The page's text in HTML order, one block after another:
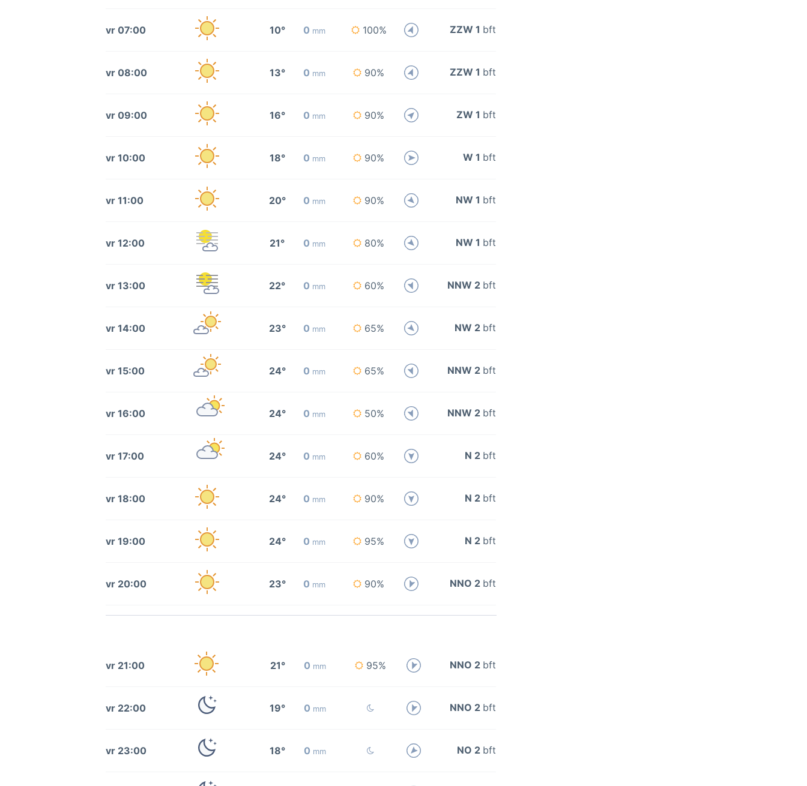
vr 07:00 10° 0 mm 100% ZZW 1 bft
vr 08:00 13° 0 mm 90% ZZW 1 bft
vr 09:00 16° 0 mm 90% ZW 1 bft
vr 10:00 18° 0 mm 90% W 1 bft
vr 11:00 20° 0 mm 90% NW 1 bft
vr 12:00 21° 0 mm 80% NW 1 bft
vr 13:00 22° 0 mm 60% NNW 2 bft
vr 14:00 23° 0 mm 65% NW 2 bft
vr 15:00 24° 0 mm 65% NNW 2 bft
vr 16:00 24° 0 mm 50% NNW 2 bft
vr 17:00 24° 0 mm 60% N 2 bft
vr 18:00 24° 0 mm 90% N 2 bft
vr 19:00 24° 0 mm 95% N 2 bft
vr 20:00 23° 0 mm 90% NNO 2 bft
vr 21:00 21° 0 mm 95% NNO 2 bft
vr 22:00 19° 0 mm NNO 2 bft
vr 23:00 18° 0 mm NO 2 bft